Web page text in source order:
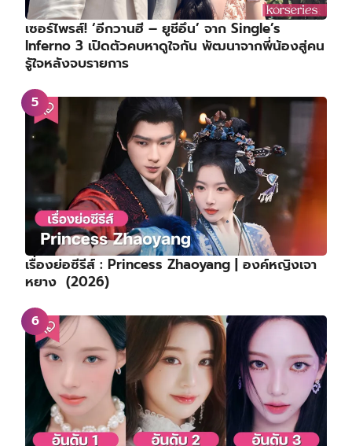
เซอร์ไพรส์! ‘อีกวานฮี – ยูชีอึน’ จาก Single’s
Inferno 3 เปิดตัวคบหาดูใจกัน พัฒนาจากพี่น้องสู่คน
รู้ใจหลังจบรายการ
เรื่องย่อซีรีส์ : Princess Zhaoyang | องค์หญิงเจา
หยาง (2026)